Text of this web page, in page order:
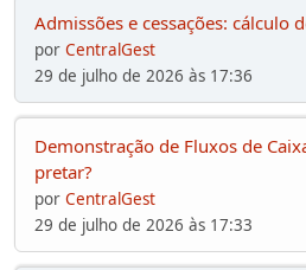
Admissões e cessações: cálculo
por CentralGest
29 de julho de 2026 às 17:36
Demonstração de Fluxos de
pretar?
por CentralGest
29 de julho de 2026 às 17:33